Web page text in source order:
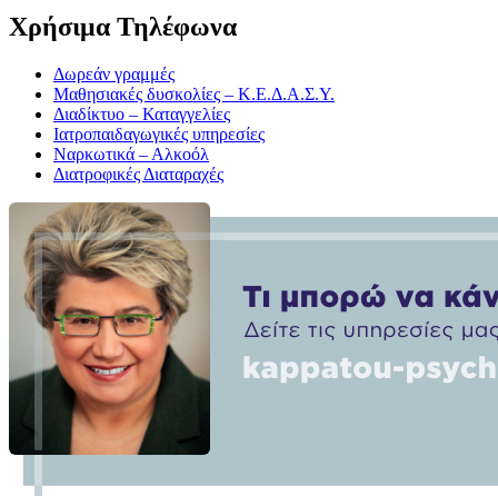
Χρήσιμα Τηλέφωνα
Δωρεάν γραμμές
Μαθησιακές δυσκολίες – Κ.Ε.Δ.Α.Σ.Υ.
Διαδίκτυο – Καταγγελίες
Ιατροπαιδαγωγικές υπηρεσίες
Ναρκωτικά – Αλκοόλ
Διατροφικές Διαταραχές